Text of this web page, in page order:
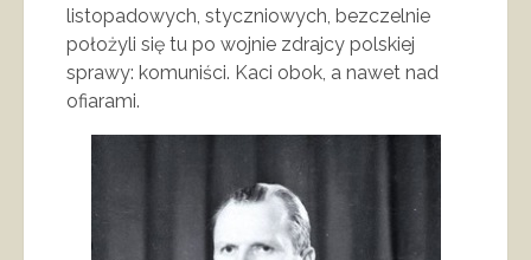
listopadowych, styczniowych, bezczelnie
położyli się tu po wojnie zdrajcy polskiej
sprawy: komuniści. Kaci obok, a nawet nad
ofiarami.